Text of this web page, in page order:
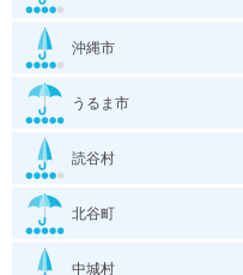
沖縄市
うるま市
読谷村
北谷町
中城村